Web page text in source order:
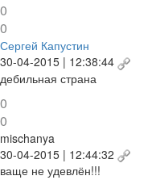
0
0
Сергей Капустин
30-04-2015 | 12:38:44
дебильная страна
0
0
mischanya
30-04-2015 | 12:44:32
ваще не удевлён!!!